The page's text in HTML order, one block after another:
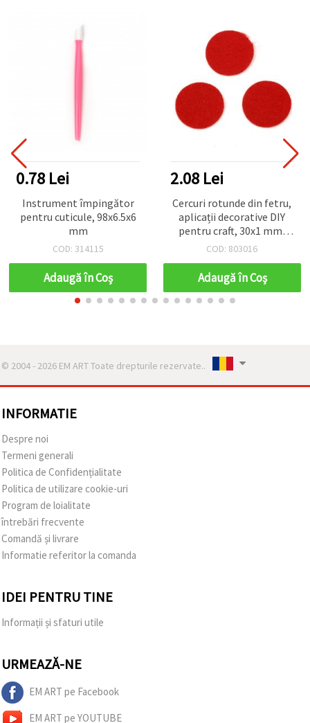
0.78 Lei
Instrument împingător
pentru cuticule, 98x6.5x6
mm
COD: 314115
Adaugă în Coş
2.08 Lei
Cercuri rotunde din fetru,
aplicații decorative DIY
pentru craft, 30x1 mm,
roșu - 20 bucăți
COD: 803016
Adaugă în Coş
© 2004 - 2026 EM ART Toate drepturile rezervate..
INFORMATIE
Despre noi
Termeni generali
Politica de Confidențialitate
Politica de utilizare cookie-uri
Program de loialitate
întrebări frecvente
Comandă și livrare
Informatie referitor la comanda
IDEI PENTRU TINE
Informații și sfaturi utile
URMEAZĂ-NE
EM ART pe Facebook
EM ART pe YOUTUBE